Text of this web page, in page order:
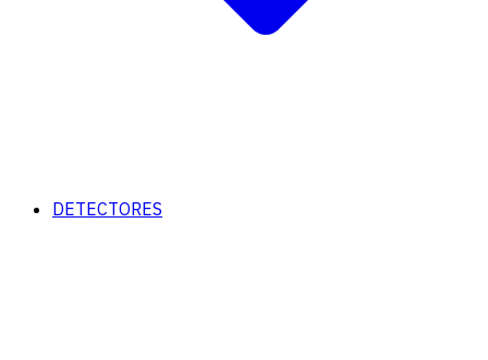
DETECTORES